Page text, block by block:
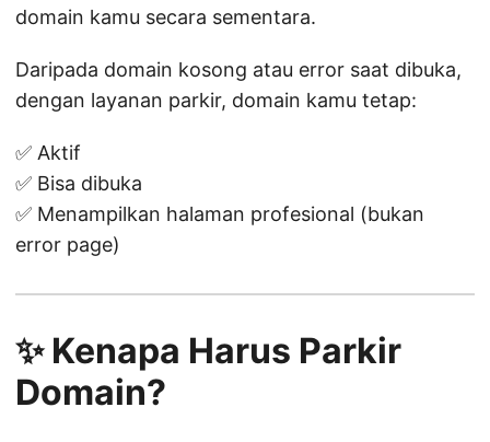
domain kamu secara sementara.
Daripada domain kosong atau error saat dibuka,
dengan layanan parkir, domain kamu tetap:
✅ Aktif
✅ Bisa dibuka
✅ Menampilkan halaman profesional (bukan
error page)
✨ Kenapa Harus Parkir
Domain?